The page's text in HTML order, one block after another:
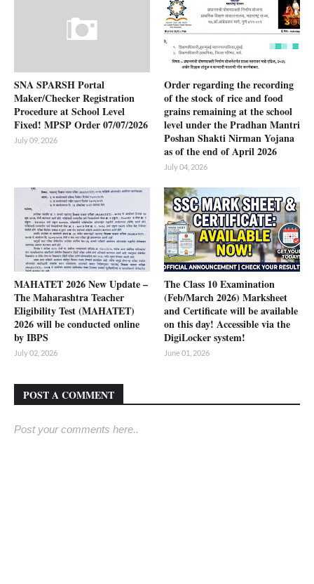
SNA SPARSH Portal
Maker/Checker Registration
Procedure at School Level
Fixed! MPSP Order 07/07/2026
July 09, 2026
Order regarding the recording
of the stock of rice and food
grains remaining at the school
level under the Pradhan Mantri
Poshan Shakti Nirman Yojana
as of the end of April 2026
July 04, 2026
MAHATET 2026 New Update –
The Maharashtra Teacher
Eligibility Test (MAHATET)
2026 will be conducted online
by IBPS
July 02, 2026
The Class 10 Examination
(Feb/March 2026) Marksheet
and Certificate will be available
on this day! Accessible via the
DigiLocker system!
June 01, 2026
POST A COMMENT
Post your comments here..